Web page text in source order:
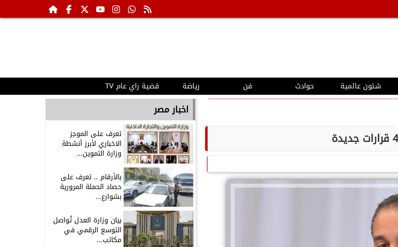
شئون عالمية حوادث فن رياضة قضية راي عام TV
اخبار مصر
تعرف على الموجز
الاخباري لأبرز أنشطة
وزارة التموين...
بالأرقام .. تعرف على
حصاد الحملة المرورية
بشوارع...
بيان وزارة العدل تُواصل
التوسع الرقمي في
مكاتب...